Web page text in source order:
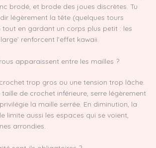
brodé, et brode des joues discrètes. Tu
légèrement la tête (quelques tours
tout en gardant un corps plus petit : les
renforcent l’effet kawaii.
apparaissent entre les mailles ?
trop gros ou une tension trop lâche.
de crochet inférieure, serre légèrement
la maille serrée. En diminution, la
limite aussi les espaces qui se voient,
arrondies.